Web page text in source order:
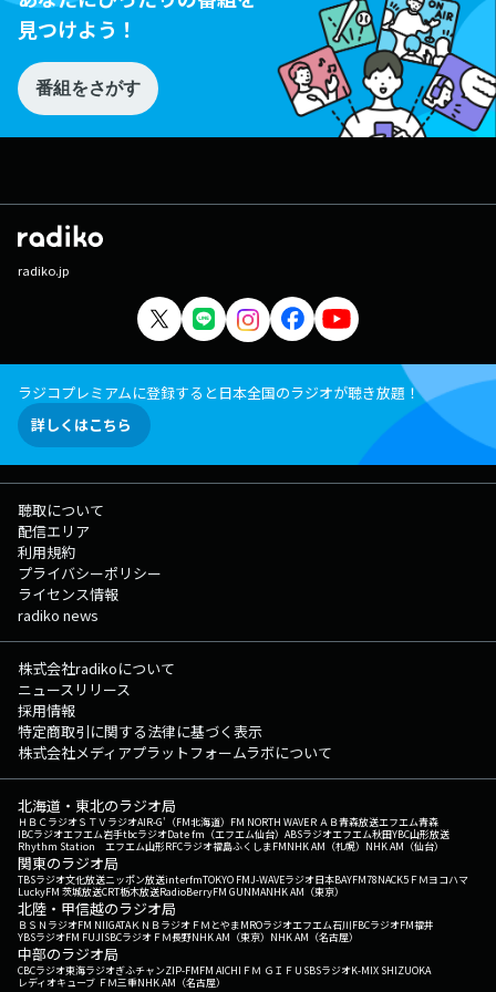
見つけよう！
番組をさがす
radiko.jp
ラジコプレミアムに登録すると日本全国のラジオが聴き放題！
詳しくはこちら
聴取について
配信エリア
利用規約
プライバシーポリシー
ライセンス情報
radiko news
株式会社radikoについて
ニュースリリース
採用情報
特定商取引に関する法律に基づく表示
株式会社メディアプラットフォームラボについて
北海道・東北のラジオ局
ＨＢＣラジオＳＴＶラジオAIR-G'（FM北海道） FM NORTH WAVEＲＡＢ青森放送エフエム青森
IBCラジオエフエム岩手tbcラジオDate fm（エフエム仙台） ABSラジオエフエム秋田YBC山形放送
Rhythm Station エフエム山形RFCラジオ福島ふくしまFMNHK AM（札幌） NHK AM（仙台）
関東のラジオ局
TBSラジオ文化放送ニッポン放送interfmTOKYO FMJ-WAVEラジオ日本BAYFM78NACK5 ＦＭヨコハマ
LuckyFM 茨城放送CRT栃木放送RadioBerryFM GUNMANHK AM（東京）
北陸・甲信越のラジオ局
ＢＳＮラジオFM NIIGATAＫＮＢラジオ ＦＭとやまMROラジオエフエム石川FBCラジオFM福井
YBSラジオFM FUJISBCラジオ ＦＭ長野NHK AM（東京） NHK AM（名古屋）
中部のラジオ局
CBCラジオ東海ラジオぎふチャンZIP-FMFM AICHI ＦＭ ＧＩＦＵ SBSラジオK-MIX SHIZUOKA
レディオキューブ ＦＭ三重NHK AM（名古屋）